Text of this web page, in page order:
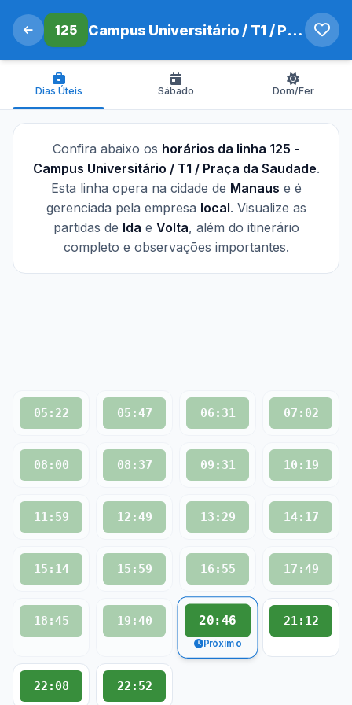
125 Campus Universitário / T1 / Praça da Saudade
Dias Úteis Sábado Dom/Fer
Confira abaixo os horários da linha 125 -
Campus Universitário / T1 / Praça da Saudade.
Esta linha opera na cidade de Manaus e é
gerenciada pela empresa local. Visualize as
partidas de Ida e Volta, além do itinerário
completo e observações importantes.
05:22 05:47 06:31 07:02
08:00 08:37 09:31 10:19
11:59 12:49 13:29 14:17
15:14 15:59 16:55 17:49
18:45 19:40 20:46
Próximo
21:12
22:08 22:52